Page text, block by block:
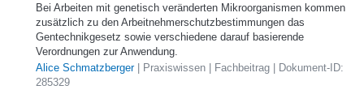
Bei Arbeiten mit genetisch veränderten Mikroorganismen kommen
zusätzlich zu den Arbeitnehmerschutzbestimmungen das
Gentechnikgesetz sowie verschiedene darauf basierende
Verordnungen zur Anwendung.
Alice Schmatzberger| Praxiswissen | Fachbeitrag | Dokument-ID:
285329